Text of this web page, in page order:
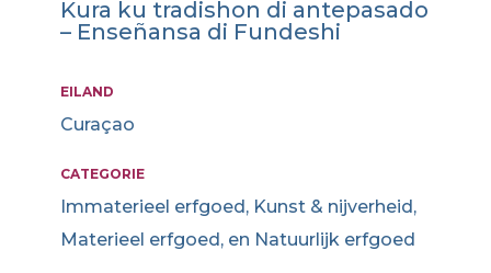
Kura ku tradishon di antepasado
– Enseñansa di Fundeshi
EILAND
Curaçao
CATEGORIE
Immaterieel erfgoed, Kunst & nijverheid,
Materieel erfgoed, en Natuurlijk erfgoed